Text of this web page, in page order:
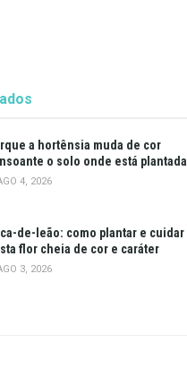
a hortênsia muda de cor
o solo onde está plantada
4, 2026
de-leão: como plantar e cuidar
flor cheia de cor e caráter
3, 2026